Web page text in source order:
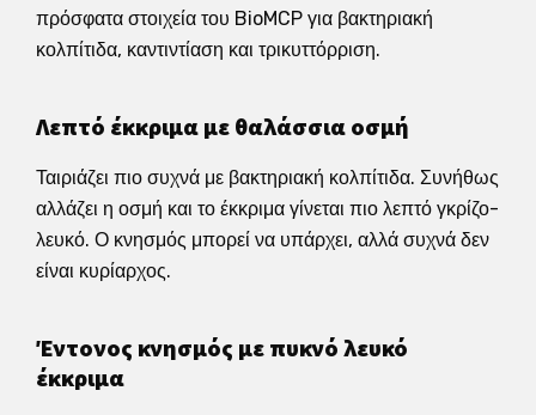
πρόσφατα στοιχεία του BioMCP για βακτηριακή
κολπίτιδα, καντιντίαση και τρικυττόρριση.
Λεπτό έκκριμα με θαλάσσια οσμή
Ταιριάζει πιο συχνά με βακτηριακή κολπίτιδα. Συνήθως
αλλάζει η οσμή και το έκκριμα γίνεται πιο λεπτό γκρίζο-
λευκό. Ο κνησμός μπορεί να υπάρχει, αλλά συχνά δεν
είναι κυρίαρχος.
Έντονος κνησμός με πυκνό λευκό
έκκριμα